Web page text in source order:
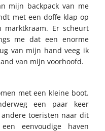
mijn backpack van me
met een doffe klap op
marktkraam. Er scheurt
me dat een enorme
van mijn hand veeg ik
van mijn voorhoofd.
met een kleine boot.
een paar keer
toeristen naar dit
eenvoudige haven